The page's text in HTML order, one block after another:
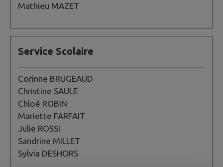
Mathieu MAZET
Service Scolaire
Corinne BRUGEAUD
Christine SAULE
Chloé ROBIN
Mariette FARFAIT
Julie ROSSI
Sandrine MILLET
Sylvia DESHORS